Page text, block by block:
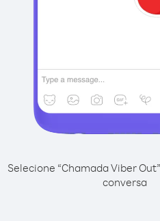
Selecione “Chamada Viber
conversa